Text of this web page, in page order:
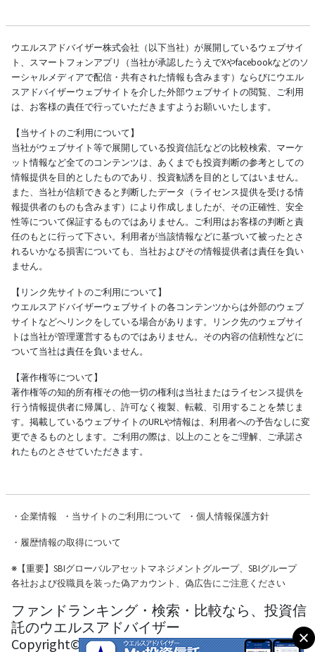
ウエルスアドバイザー株式会社（以下当社）が展開しているウェブサイ
ト、スマートフォンアプリ（当社が承認したうえでXやfacebookなどのソ
ーシャルメディアで配信・共有された情報も含みます）ならびにウエル
スアドバイザーウェブサイトを介した外部ウェブサイトの閲覧、ご利用
は、お客様の責任で行っていただきますようお願いいたします。
【当サイトのご利用について】
当社がウェブサイト等で展開している投資信託などの比較検索、マーケ
ット情報など全てのコンテンツは、あくまでも投資判断の参考としての
情報提供を目的としたものであり、投資勧誘を目的としてはいません。
また、当社が信頼できると判断したデータ（ライセンス提供を受ける情
報提供者のものも含みます）により作成しましたが、その正確性、安全
性等について保証するものではありません。ご利用はお客様の判断と責
任のもとに行って下さい。利用者が当該情報などに基づいて被ったとさ
れるいかなる損害についても、当社およびその情報提供者は責任を負い
ません。
【リンク先サイトのご利用について】
ウエルスアドバイザーウェブサイトの各コンテンツからは外部のウェブ
サイトなどへリンクをしている場合があります。リンク先のウェブサイ
トは当社が管理運営するものではありません。その内容の信頼性などに
ついて当社は責任を負いません。
【著作権等について】
著作権等の知的所有権その他一切の権利は当社またはライセンス提供を
行う情報提供者に帰属し、許可なく複製、転載、引用することを禁じま
す。掲載しているウェブサイトのURLや情報は、利用者への予告なしに変
更できるものとします。ご利用の際は、以上のことをご理解、ご承諾さ
れたものとさせていただきます。
・ 企業情報 ・ 当サイトのご利用について ・ 個人情報保護方針
・ 履歴情報の取得について
※【重要】SBIグローバルアセットマネジメントグループ、SBIグループ
各社および役職員を装った偽アカウント、偽広告にご注意ください
ファンドランキング・検索・比較なら、投資信
託のウエルスアドバイザー
Copyright© Wealth Advisor Co., Ltd. All Rights